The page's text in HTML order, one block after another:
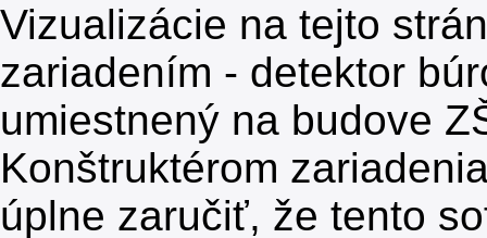
Vizualizácie na tejto
zariadením - detektor
umiestnený na budove
Konštruktérom
úplne zaručiť, že tento